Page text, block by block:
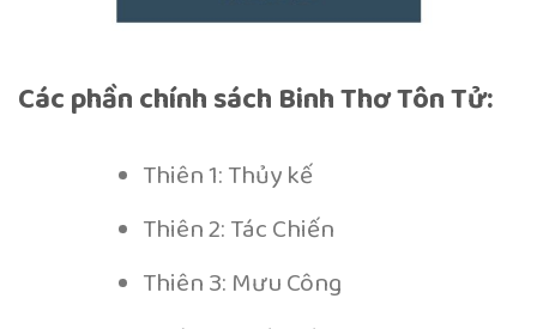
Các phần chính sách Binh Thơ Tôn Tử:
Thiên 1: Thủy kế
Thiên 2: Tác Chiến
Thiên 3: Mưu Công